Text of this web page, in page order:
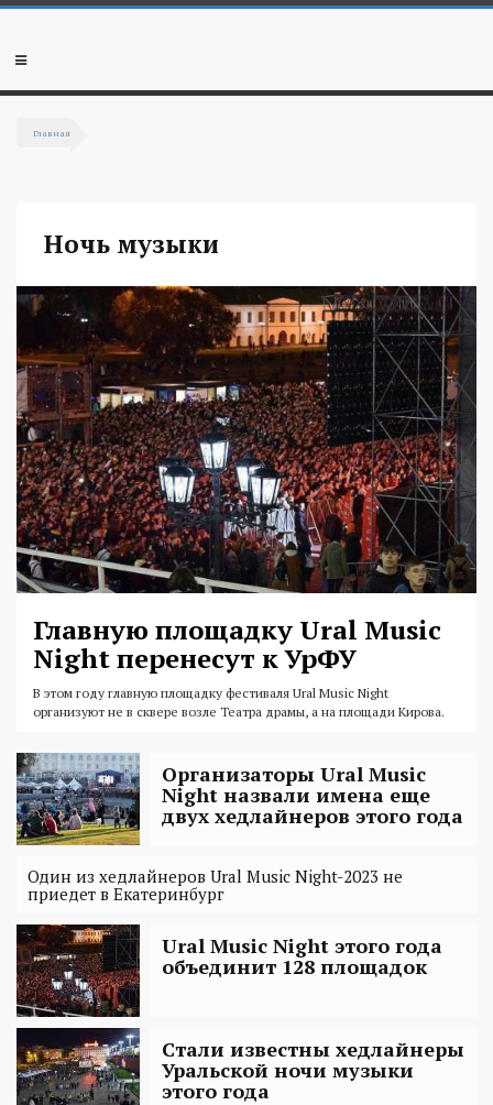
Перейти к основному содержанию
Мобильное
Главная
Ночь музыки
Главную площадку Ural Music
Night перенесут к УрФУ
В этом году главную площадку фестиваля Ural Music Night
организуют не в сквере возле Театра драмы, а на площади Кирова.
Организаторы Ural Music
Night назвали имена еще
двух хедлайнеров этого года
Один из хедлайнеров Ural Music Night-2023 не
приедет в Екатеринбург
Ural Music Night этого года
объединит 128 площадок
Стали известны хедлайнеры
Уральской ночи музыки
этого года